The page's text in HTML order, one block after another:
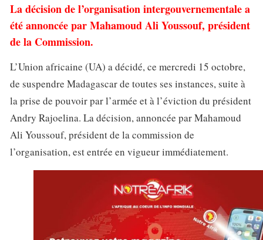
La décision de l’organisation intergouvernementale a
été annoncée par Mahamoud Ali Youssouf, président
de la Commission.
L’Union africaine (UA) a décidé, ce mercredi 15 octobre,
de suspendre Madagascar de toutes ses instances, suite à
la prise de pouvoir par l’armée et à l’éviction du président
Andry Rajoelina. La décision, annoncée par Mahamoud
Ali Youssouf, président de la commission de
l’organisation, est entrée en vigueur immédiatement.